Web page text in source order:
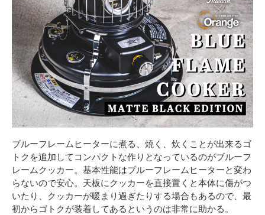
ブルーフレームヒーターに煮る、焼く、炊くことが出来るゴ
トクを追加してコンパクトな作りとなっているのがブルーフ
レームクッカー。基本性能はブルーフレームヒーターと変わ
らないので安心。天板にクッカーを直接置くと本体に傷がつ
いたり、クッカーが暖まり過ぎたりする場合もあるので、最
初からゴトクが装着してあるというのは非常に助かる。